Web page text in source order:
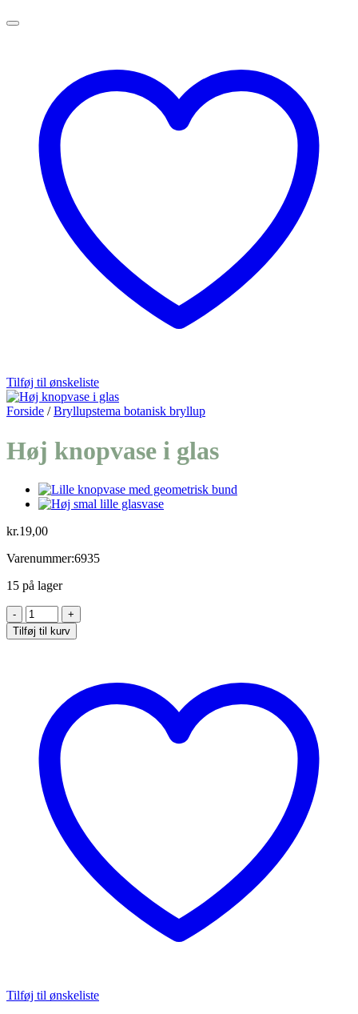
Tilføj til ønskeliste
Forside / Bryllupstema botanisk bryllup
Høj knopvase i glas
kr.19,00
Varenummer:6935
15 på lager
Høj
knopvase
i
Tilføj til kurv
Tilføj til ønskeliste